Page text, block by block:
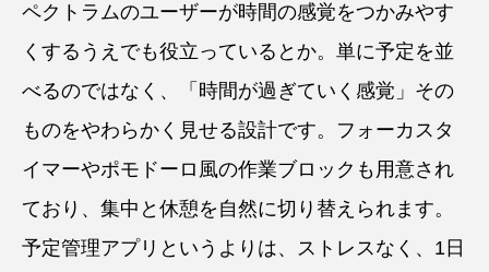
ペクトラムのユーザーが時間の感覚をつかみやす
くするうえでも役立っているとか。単に予定を並
べるのではなく、「時間が過ぎていく感覚」その
ものをやわらかく見せる設計です。フォーカスタ
イマーやポモドーロ風の作業ブロックも用意され
ており、集中と休憩を自然に切り替えられます。
予定管理アプリというよりは、ストレスなく、1日